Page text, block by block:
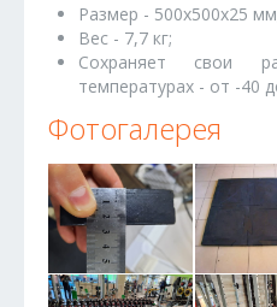
Размер - 500х500х25
Вес - 7,7 кг;
Сохраняет свои
температурах - от -40
Фотогалерея